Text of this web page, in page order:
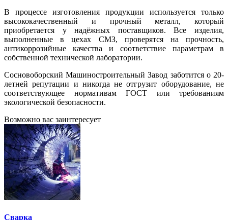
В процессе изготовления продукции используется только
высококачественный и прочный металл, который
приобретается у надёжных поставщиков. Все изделия,
выполненные в цехах СМЗ, проверятся на прочность,
антикоррозийные качества и соответствие параметрам в
собственной технической лаборатории.
Сосновоборский Машиностроительный Завод заботится о 20-
летней репутации и никогда не отгрузит оборудование, не
соответствующее нормативам ГОСТ или требованиям
экологической безопасности.
Возможно вас заинтересует
Сварка